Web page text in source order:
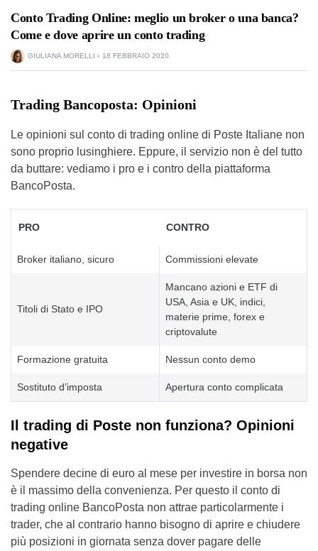
Conto Trading Online: meglio un broker o una banca?
Come e dove aprire un conto trading
GIULIANA MORELLI 18 FEBBRAIO 2020
Trading Bancoposta: Opinioni
Le opinioni sul conto di trading online di Poste Italiane non
sono proprio lusinghiere. Eppure, il servizio non è del tutto
da buttare: vediamo i pro e i contro della piattaforma
BancoPosta.
PRO CONTRO
Broker italiano, sicuro Commissioni elevate
Titoli di Stato e IPO
Mancano azioni e ETF di
USA, Asia e UK, indici,
materie prime, forex e
criptovalute
Formazione gratuita Nessun conto demo
Sostituto d’imposta Apertura conto complicata
Il trading di Poste non funziona? Opinioni
negative
Spendere decine di euro al mese per investire in borsa non
è il massimo della convenienza. Per questo il conto di
trading online BancoPosta non attrae particolarmente i
trader, che al contrario hanno bisogno di aprire e chiudere
più posizioni in giornata senza dover pagare delle